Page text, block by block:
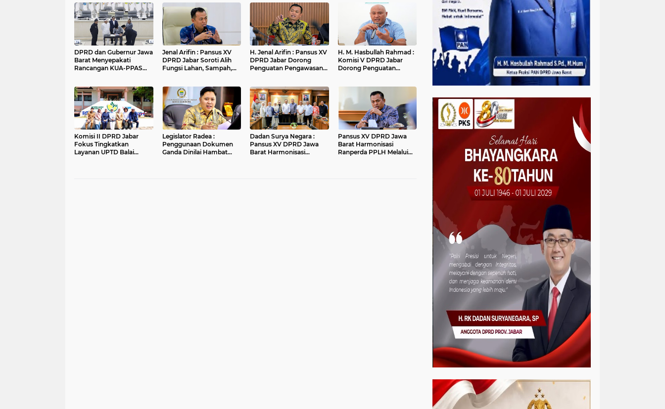
DPRD dan Gubernur Jawa
Barat Menyepakati
Rancangan KUA-PPAS
Jenal Arifin : Pansus XV
DPRD Jabar Soroti Alih
Fungsi Lahan, Sampah,
H. Jenal Arifin : Pansus XV
DPRD Jabar Dorong
Penguatan Pengawasan
H. M. Hasbullah Rahmad :
Komisi V DPRD Jabar
Dorong Penguatan
Rakyat di Kabupaten
Bandung
Komisi II DPRD Jabar
Fokus Tingkatkan
Layanan UPTD Balai
Legislator Radea :
Penggunaan Dokumen
Ganda Dinilai Hambat
Dadan Surya Negara :
Pansus XV DPRD Jawa
Barat Harmonisasi
Pansus XV DPRD Jawa
Barat Harmonisasi
Ranperda PPLH Melalui